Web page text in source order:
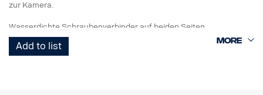
zur Kamera.
Wasserdichte Schraubenverbinder auf beiden Seiten.
Add to list